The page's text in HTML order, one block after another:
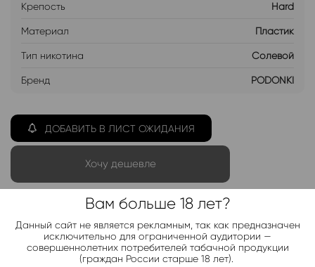
Крепость Hard
Материал Пластик
Тип никотина Солевой
Бренд PODONKI
ДОБАВИТЬ В ЛИСТ ОЖИДАНИЯ
Хочу дешевле
Telegram-канал 2000+
Актуальные новинки и акции каждые день!
Подписаться
Вам больше 18 лет?
Данный сайт не является рекламным, так как предназначен
исключительно для ограниченной аудитории —
совершеннолетних потребителей табачной продукции
(граждан России старше 18 лет).